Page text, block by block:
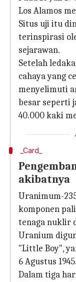
Los Alamos
Situs uji itu
terinspirasi
sejarawan.
Setelah
cahaya yang
menyelimuti
besar seperti
40.000 kaki
_Card_
akibatnya
Uranimum-
komponen
tenaga nuklir
Uranium
"Little Boy",
6 Agustus 1945.
Dalam tiga